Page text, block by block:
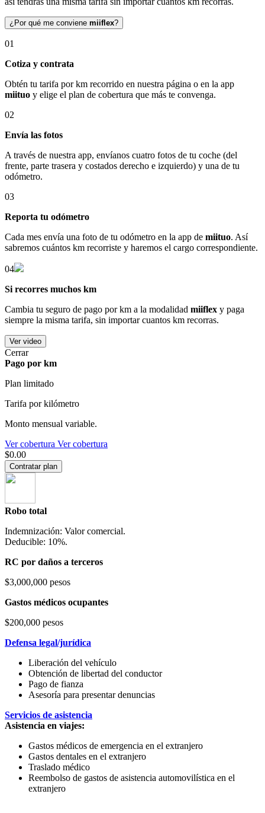
¿Por qué me conviene miiflex?
01
Cotiza y contrata
Obtén tu tarifa por km recorrido en nuestra página o en la app
miituo y elige el plan de cobertura que más te convenga.
02
Envía las fotos
A través de nuestra app, envíanos cuatro fotos de tu coche (del
frente, parte trasera y costados derecho e izquierdo) y una de tu
odómetro.
03
Reporta tu odómetro
Cada mes envía una foto de tu odómetro en la app de miituo. Así
sabremos cuántos km recorriste y haremos el cargo correspondiente.
04
Si recorres muchos km
Cambia tu seguro de pago por km a la modalidad miiflex y paga
siempre la misma tarifa, sin importar cuantos km recorras.
Ver video
Cerrar
Pago por km
Plan limitado
Tarifa por kilómetro
Monto mensual variable.
Ver cobertura Ver cobertura
$0.00
Contratar plan
Robo total
Indemnización: Valor comercial.
Deducible: 10%.
RC por daños a terceros
$3,000,000 pesos
Gastos médicos ocupantes
$200,000 pesos
Defensa legal/jurídica
Liberación del vehículo
Obtención de libertad del conductor
Pago de fianza
Asesoría para presentar denuncias
Servicios de asistencia
Asistencia en viajes:
Gastos médicos de emergencia en el extranjero
Gastos dentales en el extranjero
Traslado médico
Reembolso de gastos de asistencia automovilística en el
extranjero